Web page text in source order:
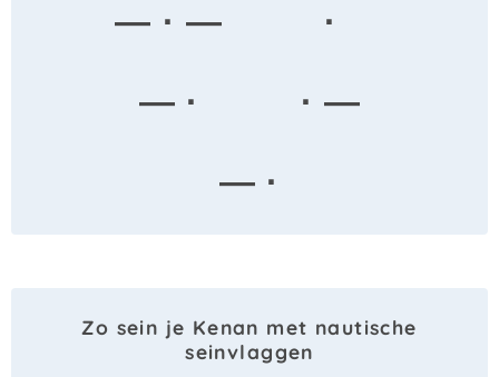
— · —
·
— ·
· —
— ·
Zo sein je Kenan met nautische
seinvlaggen